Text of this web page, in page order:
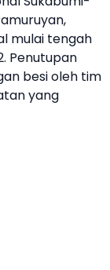
,
mulai tengah
Penutupan
besi oleh tim
yang